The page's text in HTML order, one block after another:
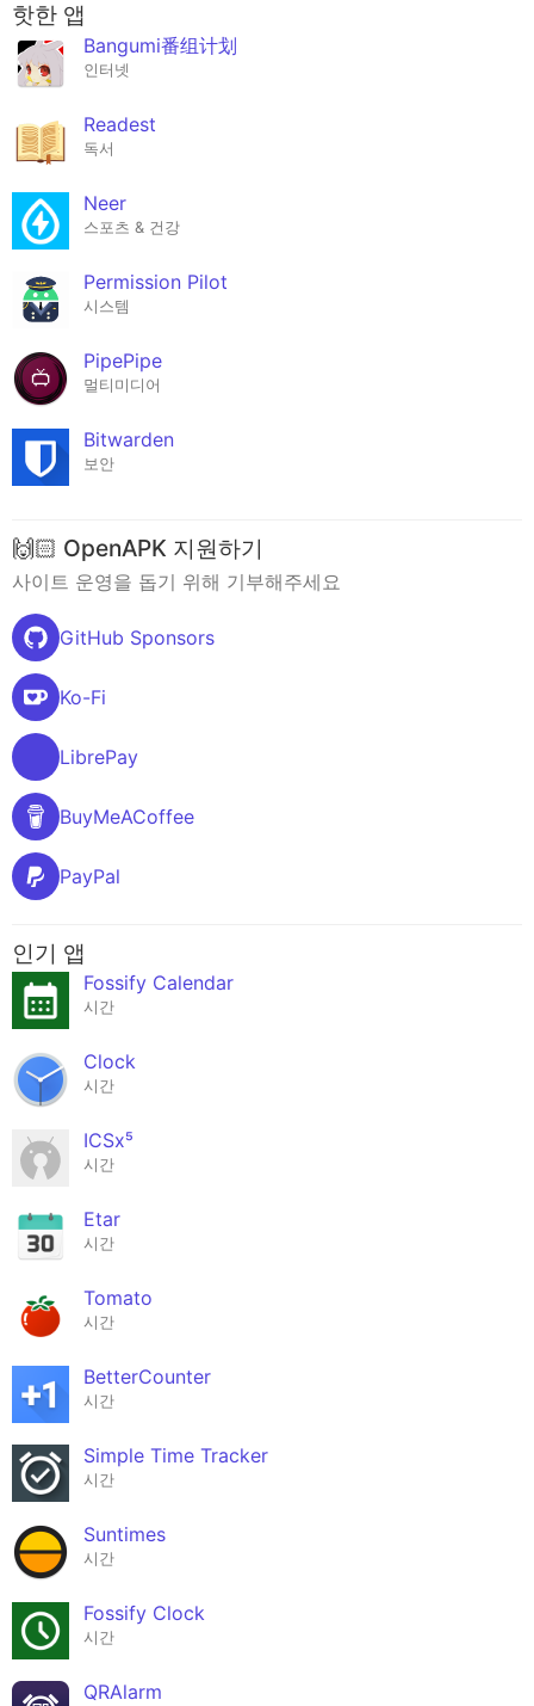
핫한 앱
Bangumi番组计划
인터넷
Readest
독서
Neer
스포츠 & 건강
Permission Pilot
시스템
PipePipe
멀티미디어
Bitwarden
보안
🙌🏻 OpenAPK 지원하기
사이트 운영을 돕기 위해 기부해주세요
GitHub Sponsors
Ko-Fi
LibrePay
BuyMeACoffee
PayPal
인기 앱
Fossify Calendar
시간
Clock
시간
ICSx⁵
시간
Etar
시간
Tomato
시간
BetterCounter
시간
Simple Time Tracker
시간
Suntimes
시간
Fossify Clock
시간
QRAlarm